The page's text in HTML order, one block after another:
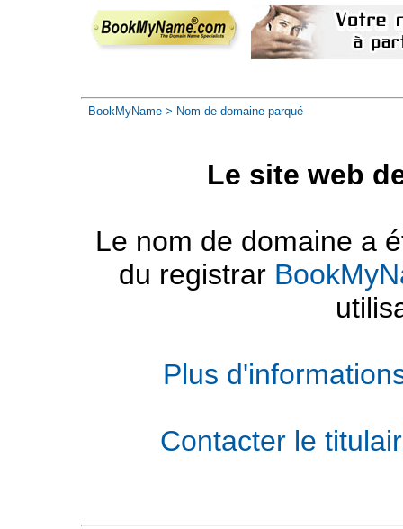
BookMyName > Nom de domaine parqué
Le site web
Le nom de domaine a
du registrar
Plus
Contacter le